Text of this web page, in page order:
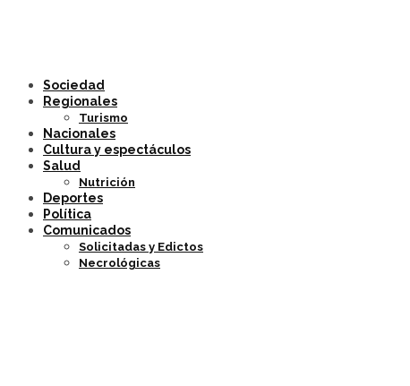
Sociedad
Regionales
Turismo
Nacionales
Cultura y espectáculos
Salud
Nutrición
Deportes
Política
Comunicados
Solicitadas y Edictos
Necrológicas